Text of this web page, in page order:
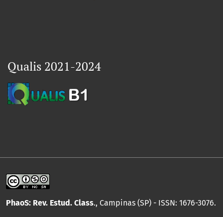
Qualis 2021-2024
PhaoS: Rev. Estud. Class., Campinas (SP) - ISSN: 1676-3076.